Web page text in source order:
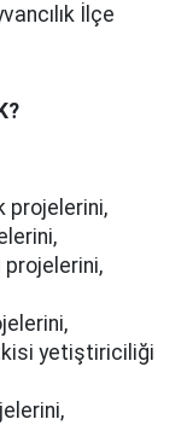
İlçe
projelerini,
yetiştiriciliği